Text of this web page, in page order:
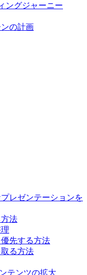
ングジャーニー
の計画
レゼンテーションを
法
先する方法
る方法
テンツの拡大